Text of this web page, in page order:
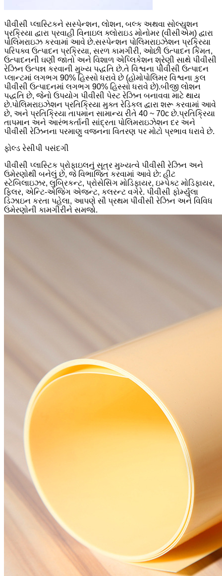
પીવીસી પ્લાસ્ટિકને સસ્પેન્શન, લોશન, બલ્ક અથવા સોલ્યુશન
પ્રક્રિયા દ્વારા પ્રવાહી વિનાઇલ ક્લોરાઇડ મોનોમર (વીસીએમ) દ્વારા
પોલિમરાઇઝ કરવામાં આવે છે.સસ્પેન્શન પોલિમરાઇઝેશન પ્રક્રિયા
પરિપક્વ ઉત્પાદન પ્રક્રિયા, સરળ કામગીરી, ઓછી ઉત્પાદન કિંમત,
ઉત્પાદનની ઘણી જાતો અને વિશાળ એપ્લિકેશન શ્રેણી સાથે પીવીસી
રેઝિન ઉત્પન્ન કરવાની મુખ્ય પદ્ધતિ છે.તે વિશ્વના પીવીસી ઉત્પાદન
પ્લાન્ટમાં લગભગ 90% હિસ્સો ધરાવે છે (હોમોપોલિમર વિશ્વના કુલ
પીવીસી ઉત્પાદનમાં લગભગ 90% હિસ્સો ધરાવે છે).બીજી લોશન
પદ્ધતિ છે, જેનો ઉપયોગ પીવીસી પેસ્ટ રેઝિન બનાવવા માટે થાય
છે.પોલિમરાઇઝેશન પ્રતિક્રિયા મુક્ત રેડિકલ દ્વારા શરૂ કરવામાં આવે
છે, અને પ્રતિક્રિયા તાપમાન સામાન્ય રીતે 40 ~ 70c છે.પ્રતિક્રિયા
તાપમાન અને આરંભકર્તાની સાંદ્રતા પોલિમરાઇઝેશન દર અને
પીવીસી રેઝિનના પરમાણુ વજનના વિતરણ પર મોટો પ્રભાવ ધરાવે છે.
ફોલ્ડ રેસીપી પસંદગી
પીવીસી પ્લાસ્ટિક પ્રોફાઇલનું સૂત્ર મુખ્યત્વે પીવીસી રેઝિન અને
ઉમેરણોથી બનેલું છે, જે વિભાજિત કરવામાં આવે છે: હીટ
સ્ટેબિલાઇઝર, લુબ્રિકન્ટ, પ્રોસેસિંગ મોડિફાયર, ઇમ્પેક્ટ મોડિફાયર,
ફિલર, એન્ટિ-એજિંગ એજન્ટ, કલરન્ટ વગેરે. પીવીસી ફોર્મ્યુલા
ડિઝાઇન કરતા પહેલા, આપણે સૌ પ્રથમ પીવીસી રેઝિન અને વિવિધ
ઉમેરણોની કામગીરીને સમજો.